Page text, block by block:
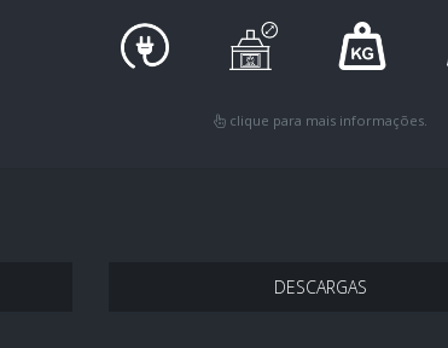
clique para mais informações.
DESCARGAS